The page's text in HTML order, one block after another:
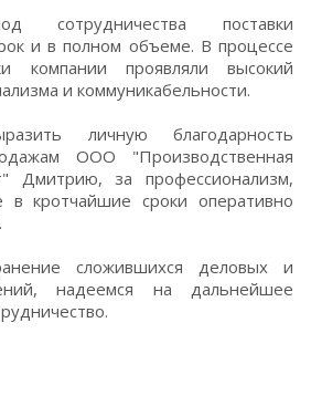
поставки
и в полном объеме. В процессе
компании проявляли высокий
и коммуникабельности.
личную благодарность
ООО "Производственная
Дмитрию, за профессионализм,
кротчайшие сроки оперативно
сложившихся деловых и
надеемся на дальнейшее